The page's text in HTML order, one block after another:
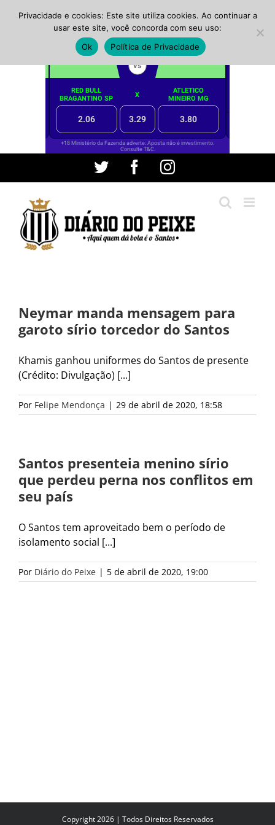
conteúdo
Twitter FacebookInstagram
Neymar manda mensagem para
garoto sírio torcedor do Santos
Khamis ganhou uniformes do Santos de presente
(Crédito: Divulgação) [...]
Por Felipe Mendonça | 29 de abril de 2020, 18:58
Santos presenteia menino sírio
que perdeu perna nos conflitos em
seu país
O Santos tem aproveitado bem o período de
isolamento social [...]
Por Diário do Peixe | 5 de abril de 2020, 19:00
Copyright 2026 | Todos Direitos Reservados
Privacidade e cookies: Este site utiliza cookies. Ao continuar a
usar este site, você concorda com seu uso:
Ok
Política de Privacidade